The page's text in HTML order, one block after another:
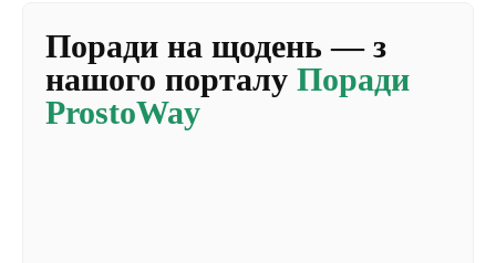
Поради на щодень — з
нашого порталу Поради
ProstoWay